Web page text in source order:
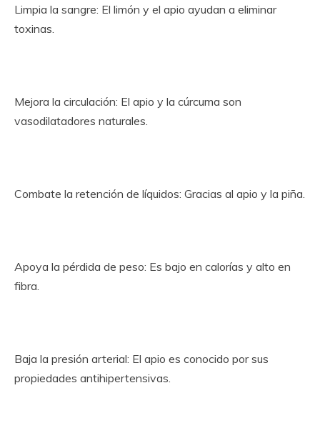
Limpia la sangre: El limón y el apio ayudan a eliminar
toxinas.
Mejora la circulación: El apio y la cúrcuma son
vasodilatadores naturales.
Combate la retención de líquidos: Gracias al apio y la piña.
Apoya la pérdida de peso: Es bajo en calorías y alto en
fibra.
Baja la presión arterial: El apio es conocido por sus
propiedades antihipertensivas.